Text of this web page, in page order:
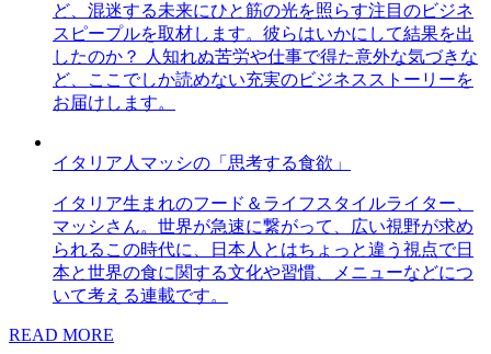
ど、混迷する未来にひと筋の光を照らす注目のビジネ
スピープルを取材します。彼らはいかにして結果を出
したのか？ 人知れぬ苦労や仕事で得た意外な気づきな
ど、ここでしか読めない充実のビジネスストーリーを
お届けします。
イタリア人マッシの「思考する食欲」
イタリア生まれのフード＆ライフスタイルライター、
マッシさん。世界が急速に繋がって、広い視野が求め
られるこの時代に、日本人とはちょっと違う視点で日
本と世界の食に関する文化や習慣、メニューなどにつ
いて考える連載です。
READ MORE